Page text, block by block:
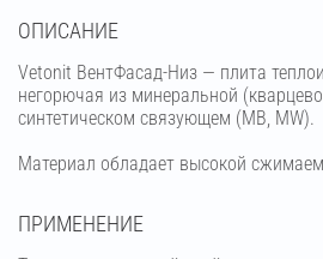
OПИСАНИЕ
Vetonit ВентФасад-Низ — плита
негорючая из минеральной
синтетическом связующем (МВ, MW).
Материал обладает высокой
ПРИМЕНЕНИЕ